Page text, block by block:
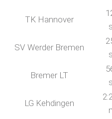
TK Hannover
SV Werder Bremen
Bremer LT
LG Kehdingen